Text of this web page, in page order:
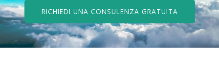
RICHIEDI UNA CONSULENZA GRATUITA